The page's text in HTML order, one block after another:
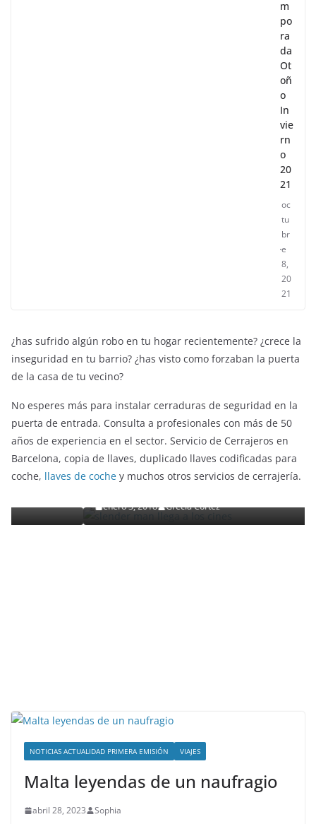
m
po
ra
da
Ot
oñ
o
In
vie
rn
o
20
21
oc
tu
br
e
8,
20
21
¿has sufrido algún robo en tu hogar recientemente? ¿crece la
inseguridad en tu barrio? ¿has visto como forzaban la puerta
de la casa de tu vecino?
No esperes más para instalar cerraduras de seguridad en la
puerta de entrada. Consulta a profesionales con más de 50
años de experiencia en el sector. Servicio de Cerrajeros en
Barcelona, copia de llaves, duplicado llaves codificadas para
coche, llaves de coche y muchos otros servicios de cerrajería.
ENTRETENIMIENTO Y CURIOSIDADES LIBROS CINE Y TV
Slender Man llega al cine y te mostramos todos los
detalles
enero 3, 2018 Grecia Cortez
NOTICIAS ACTUALIDAD PRIMERA EMISIÓN VIAJES
Malta leyendas de un naufragio
abril 28, 2023 Sophia